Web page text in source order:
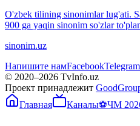
O'zbek tilining sinonimlar lug'ati.
900 ga yaqin sinonim so'zlar
sinonim.uz
Напишите намFacebookTelegram
© 2020–2026 TvInfo.uz
Проект принадлежит
Главная
Каналы⚽ЧМ